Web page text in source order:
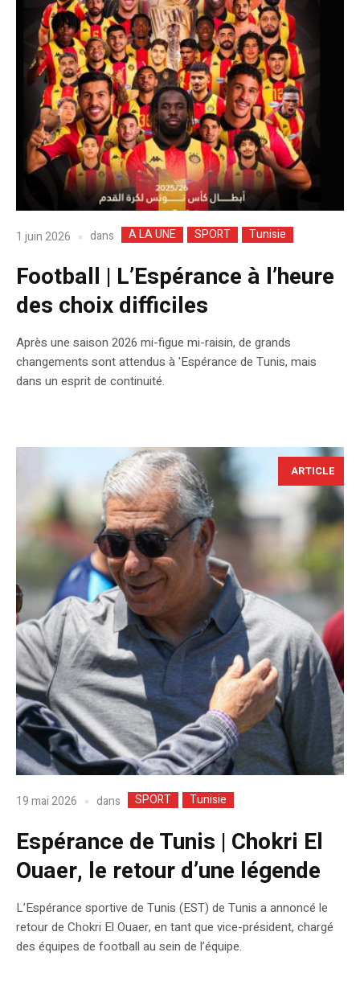
1 juin 2026 dans A LA UNE SPORT Tunisie
Football | L’Espérance à l’heure
des choix difficiles
Après une saison 2026 mi-figue mi-raisin, de grands
changements sont attendus à 'Espérance de Tunis, mais
dans un esprit de continuité.
ARTICLE
19 mai 2026 dans SPORT Tunisie
Espérance de Tunis | Chokri El
Ouaer, le retour d’une légende
L’Espérance sportive de Tunis (EST) de Tunis a annoncé le
retour de Chokri El Ouaer, en tant que vice-président, chargé
des équipes de football au sein de l’équipe.